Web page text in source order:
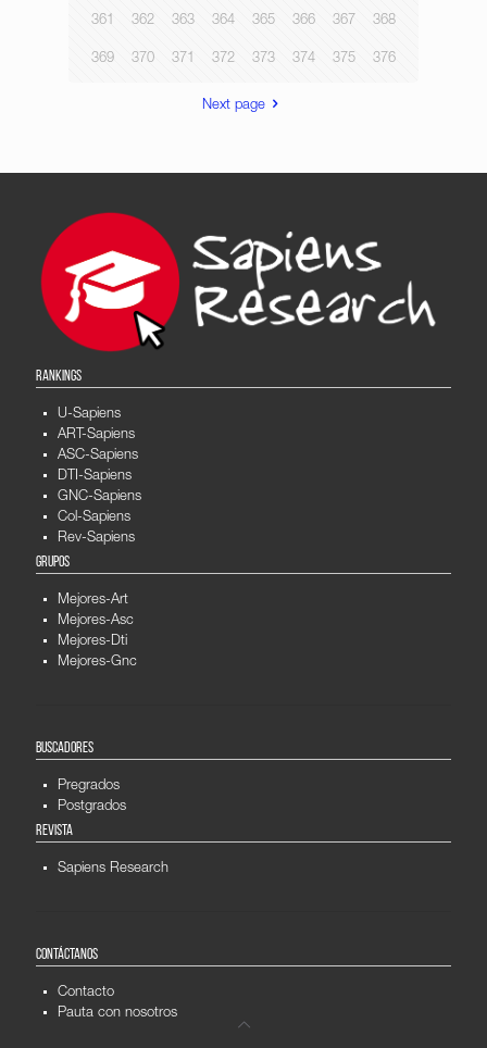
361 362 363 364 365 366 367 368
369 370 371 372 373 374 375 376
Next page
RANKINGS
U-Sapiens
ART-Sapiens
ASC-Sapiens
DTI-Sapiens
GNC-Sapiens
Col-Sapiens
Rev-Sapiens
GRUPOS
Mejores-Art
Mejores-Asc
Mejores-Dti
Mejores-Gnc
BUSCADORES
Pregrados
Postgrados
REVISTA
Sapiens Research
CONTÁCTANOS
Contacto
Pauta con nosotros